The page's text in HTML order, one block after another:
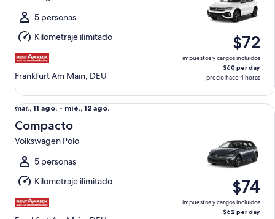
al
mié.,
12
ago.
5 personas
Kilometraje ilimitado
Frankfurt Am Main, DEU
$72
impuestos y cargos incluidos
$60 per day
precio hace 4 horas
Del
mar.,
11
ago.
al
mié.,
12
ago.
mar., 11 ago. - mié., 12 ago.
Compacto
Volkswagen Polo
5 personas
Kilometraje ilimitado
$74
impuestos y cargos incluidos
$62 per day
Compacto Volkswagen Polo